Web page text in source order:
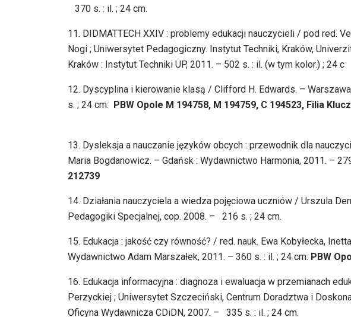
370 s. : il. ; 24 cm.
11. DIDMATTECH XXIV : problemy edukacji nauczycieli / pod red.
Nogi ; Uniwersytet Pedagogiczny. Instytut Techniki, Kraków,
Kraków : Instytut Techniki UP, 2011. – 502 s. : il. (w tym kolor.) ; 24 c
12. Dyscyplina i kierowanie klasą / Clifford H. Edwards. –
s. ; 24 cm.
PBW Opole M 194758, M 194759, C 194523, Filia
13. Dysleksja a nauczanie języków obcych : przewodnik dla
Maria Bogdanowicz. – Gdańsk : Wydawnictwo Harmonia, 2011. –
212739
14. Działania nauczyciela a wiedza pojęciowa uczniów / Urszula
Pedagogiki Specjalnej, cop. 2008. – 216 s. ; 24 cm.
15. Edukacja : jakość czy równość? / red. nauk. Ewa Kobyłecka,
Wydawnictwo Adam Marszałek, 2011. – 360 s. : il. ; 24 cm. PBW
16. Edukacja informacyjna : diagnoza i ewaluacja w przemianach
Perzyckiej ; Uniwersytet Szczeciński, Centrum Doradztwa i
Oficyna Wydawnicza CDiDN, 2007. – 335 s. : il. ; 24 cm.